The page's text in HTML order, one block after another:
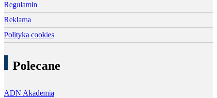
Regulamin
Reklama
Polityka cookies
Polecane
ADN Akademia